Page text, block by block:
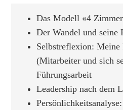
Das Modell «4
Der Wandel und seine
Selbstreflexion: Meine
(Mitarbeiter und sich
Führungsarbeit
Leadership nach dem